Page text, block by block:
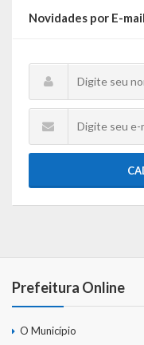
Novidades por E-mail
Prefeitura Online
O Município